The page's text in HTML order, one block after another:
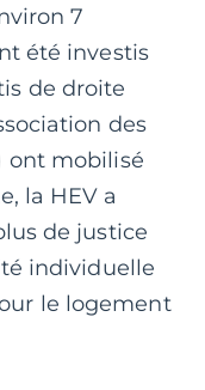
7
été investis
de droite
des
ont mobilisé
la HEV a
de justice
individuelle
le logement